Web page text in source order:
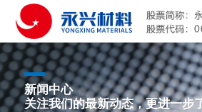
新闻中心
关注我们的最新动态，更进一步